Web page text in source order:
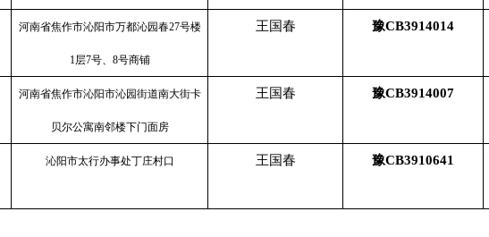
河南省焦作市沁阳市万都沁园春27号楼
1层7号、8号商铺
王国春 豫CB3914014
河南省焦作市沁阳市沁园街道南大街卡
贝尔公寓南邻楼下门面房
王国春 豫CB3914007
沁阳市太行办事处丁庄村口 王国春 豫CB3910641